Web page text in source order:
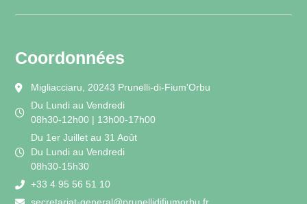
Coordonnées
Migliacciaru, 20243 Prunelli-di-Fium'Orbu
Du Lundi au Vendredi
08h30-12h00 | 13h00-17h00
Du 1er Juillet au 31 Août
Du Lundi au Vendredi
08h30-15h30
+33 4 95 56 51 10